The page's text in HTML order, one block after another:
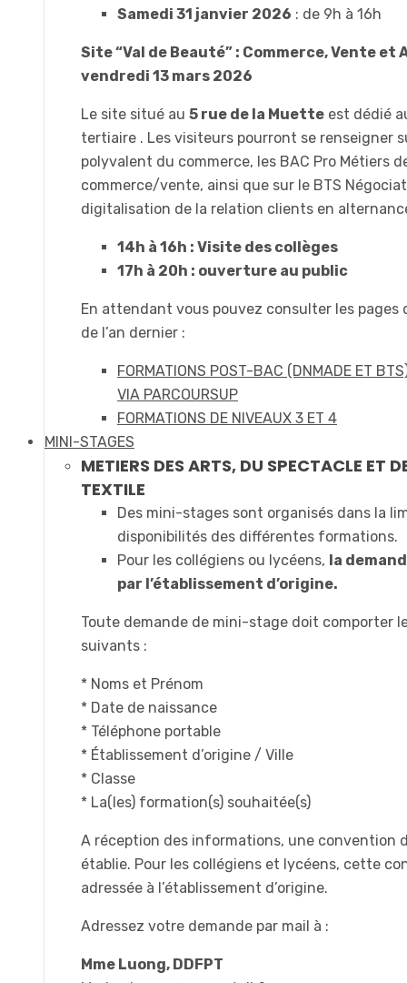
Samedi 31 janvier 2026 : de 9h à 16h
Site “Val de Beauté” : Commerce, Vente et
vendredi 13 mars 2026
Le site situé au 5 rue de la Muette est dédié
tertiaire . Les visiteurs pourront se renseigner
polyvalent du commerce, les BAC Pro Métiers
commerce/vente, ainsi que sur le BTS
digitalisation de la relation clients en
14h à 16h : Visite des collèges
17h à 20h : ouverture au public
En attendant vous pouvez consulter les pages
de l’an dernier :
FORMATIONS POST-BAC (DNMADE ET
VIA PARCOURSUP
FORMATIONS DE NIVEAUX 3 ET 4
MINI-STAGES
METIERS DES ARTS, DU SPECTACLE ET
TEXTILE
Des mini-stages sont organisés dans la
disponibilités des différentes formations.
Pour les collégiens ou lycéens, la
par l’établissement d’origine.
Toute demande de mini-stage doit comporter
suivants :
* Noms et Prénom
* Date de naissance
* Téléphone portable
* Établissement d’origine / Ville
* Classe
* La(les) formation(s) souhaitée(s)
A réception des informations, une convention
établie. Pour les collégiens et lycéens, cette
adressée à l’établissement d’origine.
Adressez votre demande par mail à :
Mme Luong, DDFPT